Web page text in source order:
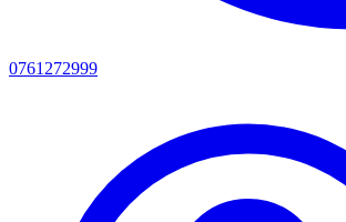
0761272999